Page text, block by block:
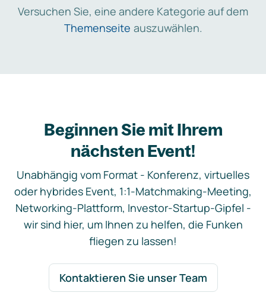
Versuchen Sie, eine andere Kategorie auf dem
Themenseite auszuwählen.
Beginnen Sie mit Ihrem
nächsten Event!
Unabhängig vom Format - Konferenz, virtuelles
oder hybrides Event, 1:1-Matchmaking-Meeting,
Networking-Plattform, Investor-Startup-Gipfel -
wir sind hier, um Ihnen zu helfen, die Funken
fliegen zu lassen!
Kontaktieren Sie unser Team